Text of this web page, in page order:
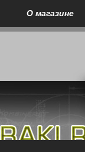
О магазине